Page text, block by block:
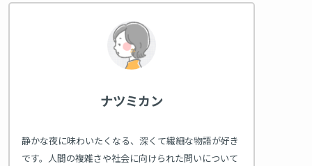
ナツミカン
静かな夜に味わいたくなる、深くて繊細な物語が好き
です。人間の複雑さや社会に向けられた問いについて